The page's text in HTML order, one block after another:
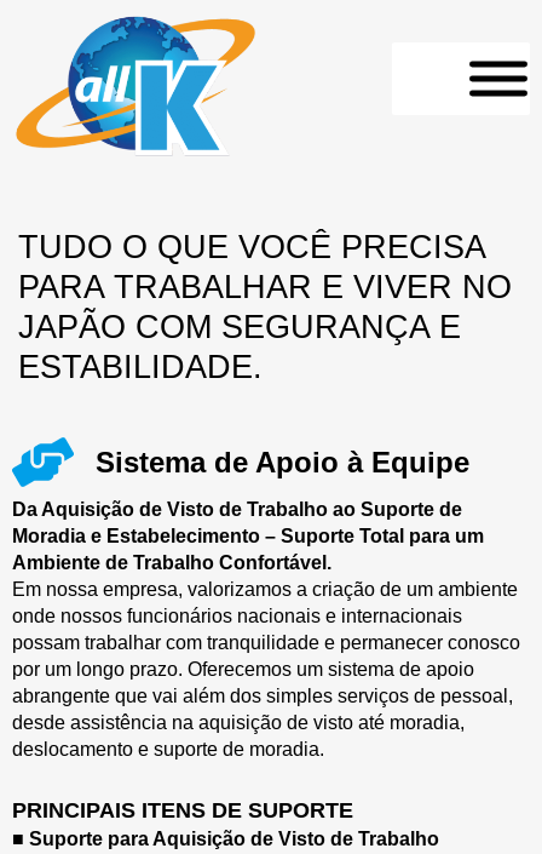
TUDO O QUE VOCÊ PRECISA
PARA TRABALHAR E VIVER NO
JAPÃO COM SEGURANÇA E
ESTABILIDADE.
Sistema de Apoio à Equipe
Da Aquisição de Visto de Trabalho ao Suporte de
Moradia e Estabelecimento – Suporte Total para um
Ambiente de Trabalho Confortável.
Em nossa empresa, valorizamos a criação de um ambiente
onde nossos funcionários nacionais e internacionais
possam trabalhar com tranquilidade e permanecer conosco
por um longo prazo. Oferecemos um sistema de apoio
abrangente que vai além dos simples serviços de pessoal,
desde assistência na aquisição de visto até moradia,
deslocamento e suporte de moradia.
PRINCIPAIS ITENS DE SUPORTE
■ Suporte para Aquisição de Visto de Trabalho